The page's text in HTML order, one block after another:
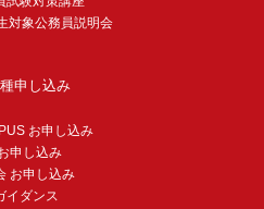
対象公務員説明会
申し込み
お申し込み
申し込み
お申し込み
イダンス